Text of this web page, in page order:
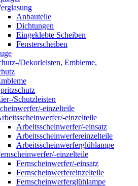
Anbauteile
Dichtungen
Eingeklebte Scheiben
Fensterscheiben
Dekorleisten, Embleme,
Schutzleisten
einzelteile
einzelteile
Arbeitsscheinwerfer/-einsatz
Arbeitsscheinwerfereinzelteile
Arbeitsscheinwerferglühlampe
einzelteile
Fernscheinwerfer/-einsatz
Fernscheinwerfereinzelteile
Fernscheinwerferglühlampe